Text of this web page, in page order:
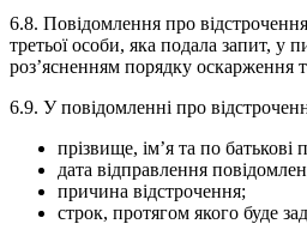
6.8. Повідомлення про
третьої особи, яка подала запит, у
роз’ясненням порядку оскарження
6.9. У повідомленні про
прізвище, ім’я та по батькові
дата відправлення
причина відстрочення;
строк, протягом якого буде